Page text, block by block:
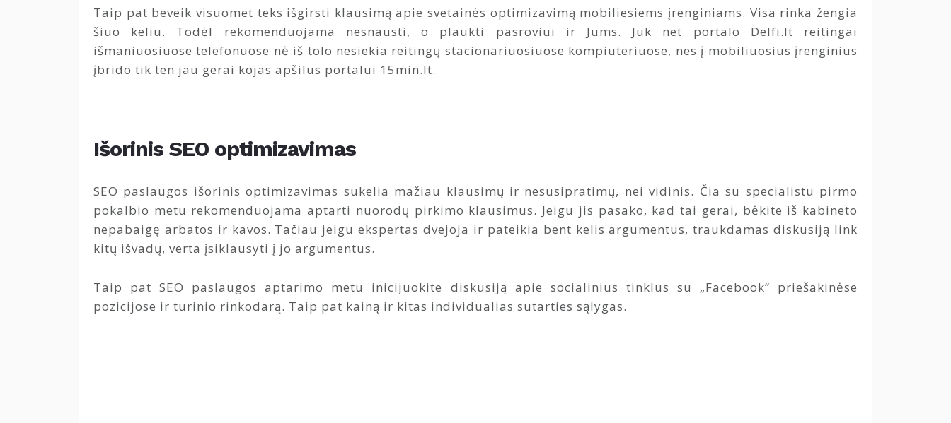
Taip pat beveik visuomet teks išgirsti klausimą apie svetainės optimizavimą mobiliesiems įrenginiams. Visa rinka žengia
šiuo keliu. Todėl rekomenduojama nesnausti, o plaukti pasroviui ir Jums. Juk net portalo Delfi.lt reitingai
išmaniuosiuose telefonuose nė iš tolo nesiekia reitingų stacionariuosiuose kompiuteriuose, nes į mobiliuosius įrenginius
įbrido tik ten jau gerai kojas apšilus portalui 15min.lt.
Išorinis SEO optimizavimas
SEO paslaugos išorinis optimizavimas sukelia mažiau klausimų ir nesusipratimų, nei vidinis. Čia su specialistu pirmo
pokalbio metu rekomenduojama aptarti nuorodų pirkimo klausimus. Jeigu jis pasako, kad tai gerai, bėkite iš kabineto
nepabaigę arbatos ir kavos. Tačiau jeigu ekspertas dvejoja ir pateikia bent kelis argumentus, traukdamas diskusiją link
kitų išvadų, verta įsiklausyti į jo argumentus.
Taip pat SEO paslaugos aptarimo metu inicijuokite diskusiją apie socialinius tinklus su „Facebook” priešakinėse
pozicijose ir turinio rinkodarą. Taip pat kainą ir kitas individualias sutarties sąlygas.